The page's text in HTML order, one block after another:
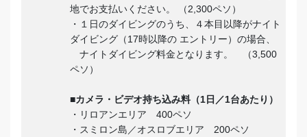
地でお支払いください。 （2,300ペソ）
・１日のダイビングのうち、４本目以降がナイト
ダイビング（17時以降の エントリー）の場合、
ナイトダイビング料金となります。 （3,500
ペソ）
■カメラ・ビデオ持ち込み料（1日／1台あたり）
・リロアンエリア 400ペソ
・スミロン島／オスロブエリア 200ペソ